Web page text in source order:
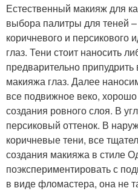
Естественный макияж для
выбора палитры для теней –
коричневого и персикового
глаз. Тени стоит наносить
предварительно
макияжа глаз. Далее
все подвижное веко,
создания ровного слоя. В
персиковый оттенок. В
коричневые тени, все
создания макияжа в стиле
поэкспериментировать с
в виде фломастера, она не